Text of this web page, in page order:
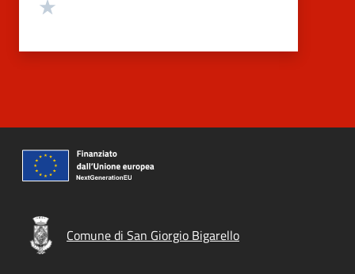
Comune di San Giorgio Bigarello